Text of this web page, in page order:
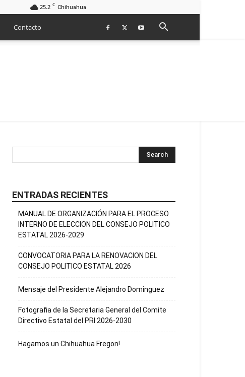
25.2 C Chihuahua
Contacto
ENTRADAS RECIENTES
MANUAL DE ORGANIZACIÓN PARA EL PROCESO
INTERNO DE ELECCION DEL CONSEJO POLITICO
ESTATAL 2026-2029
CONVOCATORIA PARA LA RENOVACION DEL
CONSEJO POLITICO ESTATAL 2026
Mensaje del Presidente Alejandro Dominguez
Fotografia de la Secretaria General del Comite
Directivo Estatal del PRI 2026-2030
Hagamos un Chihuahua Fregon!